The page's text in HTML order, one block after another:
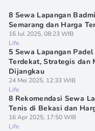
8 Sewa Lapangan
Semarang dan Harga
16 Jul 2025, 08:23 WIB
Life
5 Sewa Lapangan Padel
Terdekat, Strategis dan
Dijangkau
24 Mei 2025, 12:33 WIB
Life
8 Rekomendasi Sewa
Tenis di Bekasi dan
16 Apr 2025, 17:50 WIB
Life